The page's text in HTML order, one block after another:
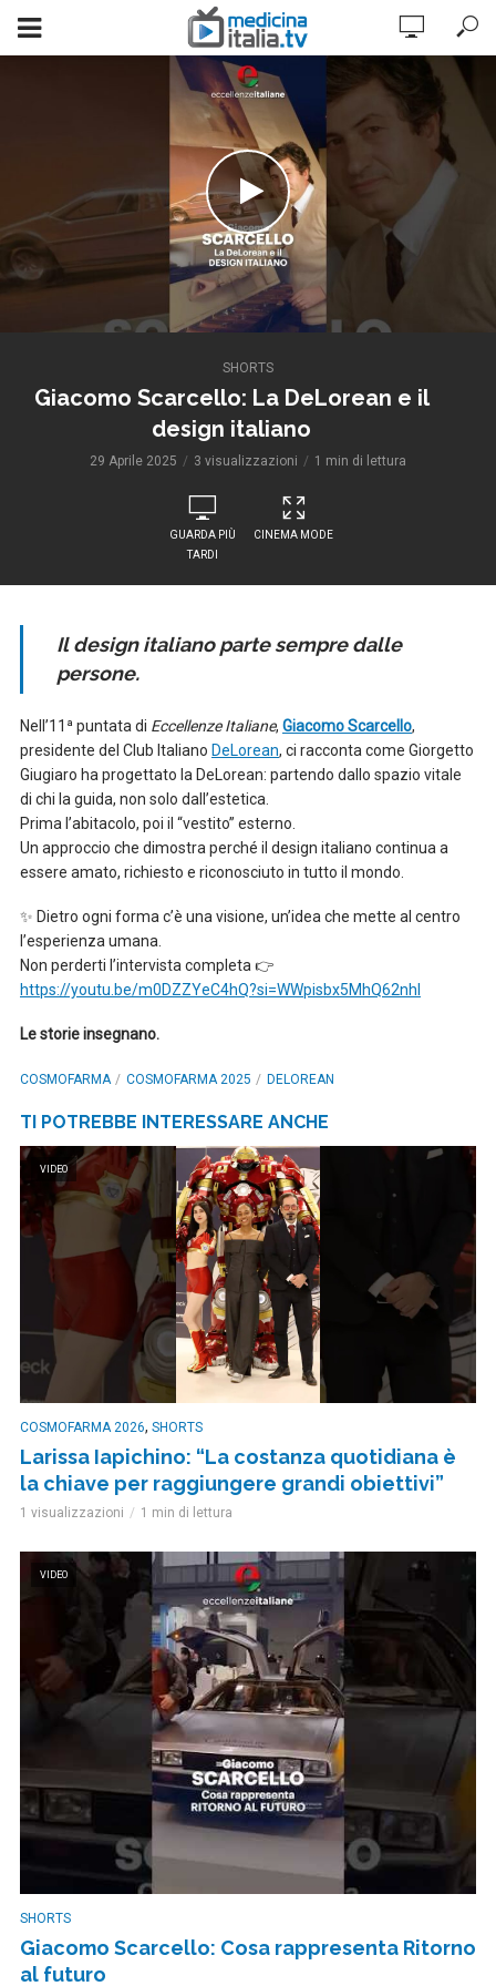
SHORTS
Giacomo Scarcello: La DeLorean e il
design italiano
29 Aprile 2025 3 visualizzazioni 1 min di lettura
GUARDA PIÙ
TARDI
CINEMA MODE
Il design italiano parte sempre dalle
persone.
Nell’11ª puntata di Eccellenze Italiane, Giacomo Scarcello,
presidente del Club Italiano DeLorean, ci racconta come Giorgetto
Giugiaro ha progettato la DeLorean: partendo dallo spazio vitale
di chi la guida, non solo dall’estetica.
Prima l’abitacolo, poi il “vestito” esterno.
Un approccio che dimostra perché il design italiano continua a
essere amato, richiesto e riconosciuto in tutto il mondo.
✨ Dietro ogni forma c’è una visione, un’idea che mette al centro
l’esperienza umana.
Non perderti l’intervista completa 👉
https://youtu.be/m0DZZYeC4hQ?si=WWpisbx5MhQ62nhI
Le storie insegnano.
COSMOFARMA COSMOFARMA 2025 DELOREAN
TI POTREBBE INTERESSARE ANCHE
VIDEO
COSMOFARMA 2026, SHORTS
Larissa Iapichino: “La costanza quotidiana è
la chiave per raggiungere grandi obiettivi”
1 visualizzazioni 1 min di lettura
VIDEO
SHORTS
Giacomo Scarcello: Cosa rappresenta Ritorno
al futuro